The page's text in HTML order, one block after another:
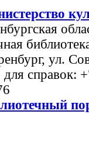
ул.
для справок: